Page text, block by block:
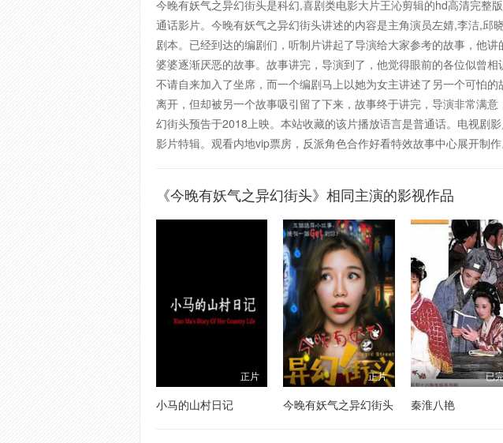
今晚有妖气之异幻街头是科幻,喜剧类电影大片王沁剪辑的hd高清完整
通话影片。今晚有妖气之异幻街头讲述的内容是主角演员左婧,李洁,
剧本。已经到达的编剧们，听制片讲起了导演给大家参考的故事，他
婆婆逐渐厌恶的故事。故事讲完，导演到了，他觉得眼前的各位似曾
不请自来加入了坐席，而一个编剧马上以她为女主讲述了另一个可怕
离开，但却被另一个故事吸引留了下来，故事终于讲完，导演非常满
幻街头预告于2018上映。本站收藏的该片播放语言是普通话。电视剧
影片特辑。观看内地vip票房，反派角色合作好看特效故事中心展开制
《今晚有妖气之异幻街头》相同主演的影视作品
正片
小马的山村日记
正片
今晚有妖气之异幻街头
已
秦淮八艳